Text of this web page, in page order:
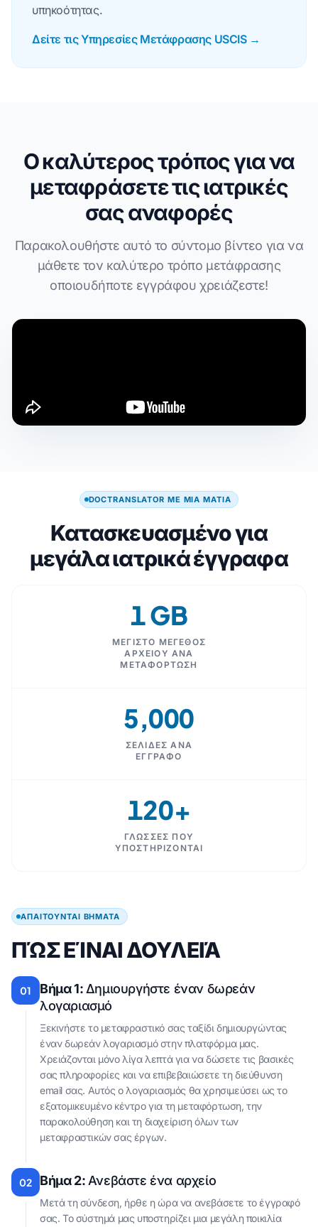
υπηκοότητας.
Δείτε τις Υπηρεσίες Μετάφρασης USCIS →
Ο καλύτερος τρόπος για να
μεταφράσετε τις ιατρικές
σας αναφορές
Παρακολουθήστε αυτό το σύντομο βίντεο για να
μάθετε τον καλύτερο τρόπο μετάφρασης
οποιουδήποτε εγγράφου χρειάζεστε!
DOCTRANSLATOR ΜΕ ΜΙΑ ΜΑΤΙΆ
Κατασκευασμένο για
μεγάλα ιατρικά έγγραφα
1 GB
ΜΈΓΙΣΤΟ ΜΈΓΕΘΟΣ
ΑΡΧΕΊΟΥ ΑΝΆ
ΜΕΤΑΦΌΡΤΩΣΗ
5,000
ΣΕΛΊΔΕΣ ΑΝΆ
ΈΓΓΡΑΦΟ
120+
ΓΛΏΣΣΕΣ ΠΟΥ
ΥΠΟΣΤΗΡΊΖΟΝΤΑΙ
ΑΠΑΙΤΟΎΝΤΑΙ ΒΉΜΑΤΑ
ΠΏΣ ΕΊΝΑΙ ΔΟΥΛΕΙΆ
01 Βήμα 1:Δημιουργήστε έναν δωρεάν
λογαριασμό
Ξεκινήστε το μεταφραστικό σας ταξίδι δημιουργώντας
έναν δωρεάν λογαριασμό στην πλατφόρμα μας.
Χρειάζονται μόνο λίγα λεπτά για να δώσετε τις βασικές
σας πληροφορίες και να επιβεβαιώσετε τη διεύθυνση
email σας. Αυτός ο λογαριασμός θα χρησιμεύσει ως το
εξατομικευμένο κέντρο για τη μεταφόρτωση, την
παρακολούθηση και τη διαχείριση όλων των
μεταφραστικών σας έργων.
02 Βήμα 2:Ανεβάστε ένα αρχείο
Μετά τη σύνδεση, ήρθε η ώρα να ανεβάσετε το έγγραφό
σας. Το σύστημά μας υποστηρίζει μια μεγάλη ποικιλία